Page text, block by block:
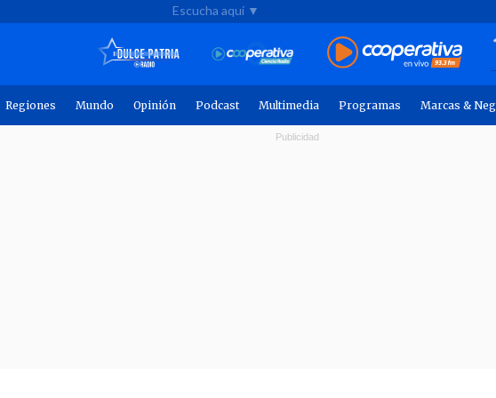
Escucha aquí ▼
Regiones Mundo Opinión Podcast Multimedia Programas Marcas &